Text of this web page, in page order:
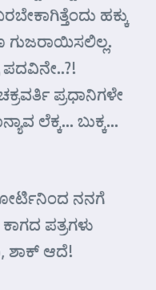
ಹಕ್ಕು
ಪದವಿನೇ..?!
ಪ್ರಧಾನಿಗಳೇ
ಲೆಕ್ಕ… ಬುಕ್ಕ…
ನನಗೆ
ಪತ್ರಗಳು
ಶಾಕ್ ಆದೆ!